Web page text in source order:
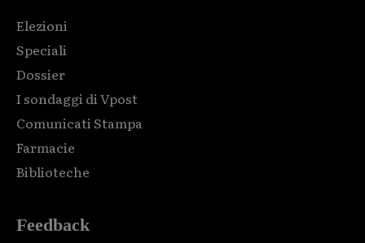
Elezioni
Speciali
Dossier
I sondaggi di Vpost
Comunicati Stampa
Farmacie
Biblioteche
Feedback